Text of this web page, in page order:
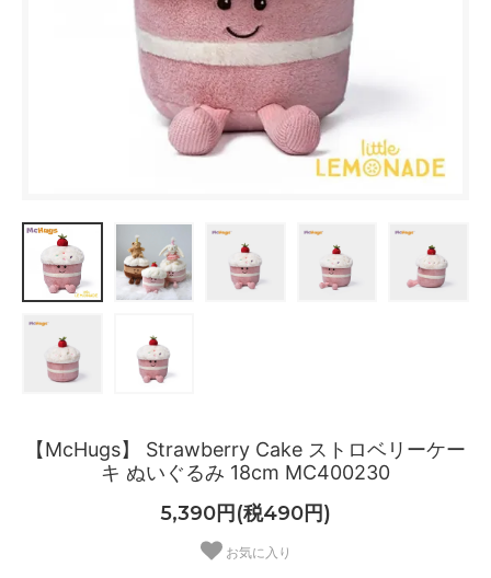
【McHugs】 Strawberry Cake ストロベリーケー
キ ぬいぐるみ 18cm MC400230
5,390円(税490円)
お気に入り